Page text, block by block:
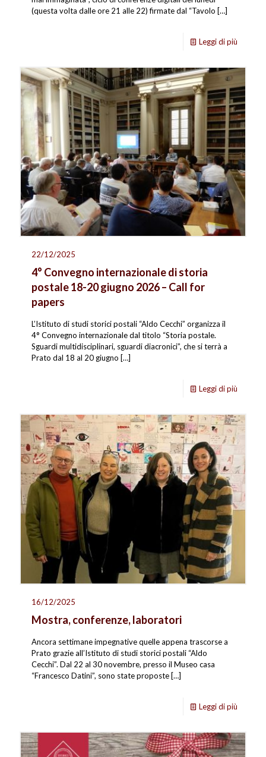
(questa volta dalle ore 21 alle 22) firmate dal “Tavolo […]
Leggi di più
22/12/2025
4° Convegno internazionale di storia
postale 18-20 giugno 2026 – Call for
papers
L’Istituto di studi storici postali “Aldo Cecchi” organizza il
4° Convegno internazionale dal titolo “Storia postale.
Sguardi multidisciplinari, sguardi diacronici”, che si terrà a
Prato dal 18 al 20 giugno […]
Leggi di più
16/12/2025
Mostra, conferenze, laboratori
Ancora settimane impegnative quelle appena trascorse a
Prato grazie all’Istituto di studi storici postali “Aldo
Cecchi”. Dal 22 al 30 novembre, presso il Museo casa
“Francesco Datini”, sono state proposte[…]
Leggi di più